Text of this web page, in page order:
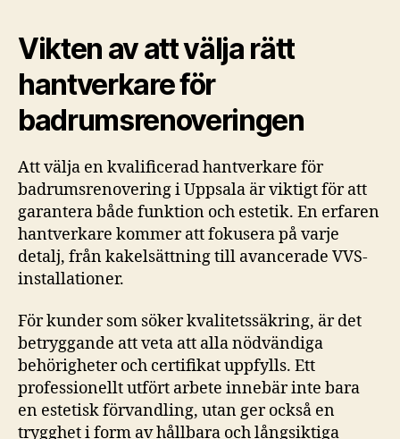
Vikten av att välja rätt
hantverkare för
badrumsrenoveringen
Att välja en kvalificerad hantverkare för
badrumsrenovering i Uppsala är viktigt för att
garantera både funktion och estetik. En erfaren
hantverkare kommer att fokusera på varje
detalj, från kakelsättning till avancerade VVS-
installationer.
För kunder som söker kvalitetssäkring, är det
betryggande att veta att alla nödvändiga
behörigheter och certifikat uppfylls. Ett
professionellt utfört arbete innebär inte bara
en estetisk förvandling, utan ger också en
trygghet i form av hållbara och långsiktiga